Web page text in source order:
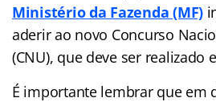
Ministério da Fazenda (MF)
aderir ao novo Concurso
(CNU), que deve ser realizado
É importante lembrar que em